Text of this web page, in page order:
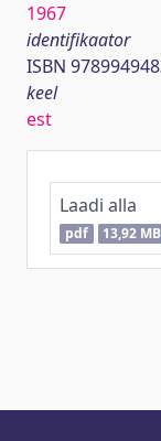
1967
identifikaator
ISBN
keel
est
Laadi alla
pdf 13,92 MB